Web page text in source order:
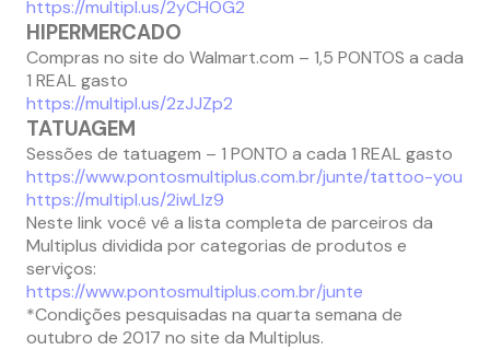
https://multipl.us/2yCHOG2
HIPERMERCADO
Compras no site do Walmart.com – 1,5 PONTOS a cada
1 REAL gasto
https://multipl.us/2zJJZp2
TATUAGEM
Sessões de tatuagem – 1 PONTO a cada 1 REAL gasto
https://www.pontosmultiplus.com.br/junte/tattoo-you
https://multipl.us/2iwLlz9
Neste link você vê a lista completa de parceiros da
Multiplus dividida por categorias de produtos e
serviços:
https://www.pontosmultiplus.com.br/junte
*Condições pesquisadas na quarta semana de
outubro de 2017 no site da Multiplus.